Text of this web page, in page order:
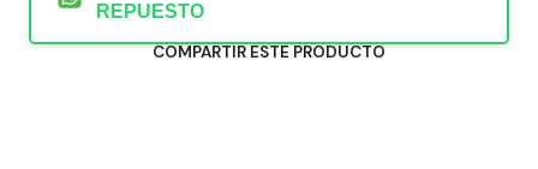
REPUESTO
COMPARTIR ESTE PRODUCTO